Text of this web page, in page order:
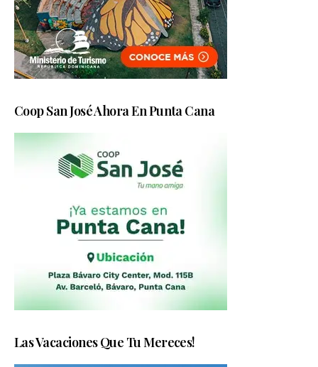
Coop San José Ahora En Punta Cana
Las Vacaciones Que Tu Mereces!